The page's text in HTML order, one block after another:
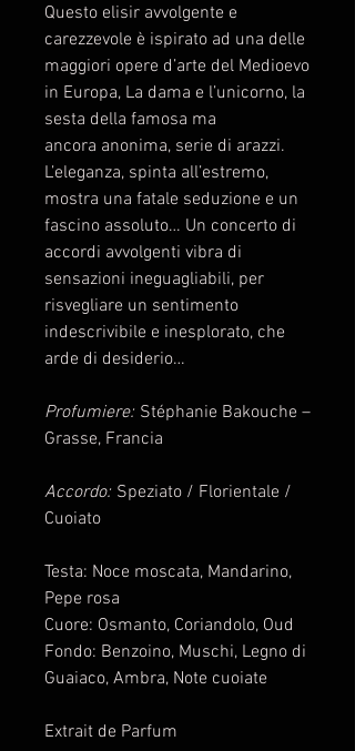
Questo elisir avvolgente e
carezzevole è ispirato ad una delle
maggiori opere d’arte del Medioevo
in Europa, La dama e l’unicorno, la
sesta della famosa ma
ancora anonima, serie di arazzi.
L’eleganza, spinta all’estremo,
mostra una fatale seduzione e un
fascino assoluto… Un concerto di
accordi avvolgenti vibra di
sensazioni ineguagliabili, per
risvegliare un sentimento
indescrivibile e inesplorato, che
arde di desiderio…
Profumiere: Stéphanie Bakouche –
Grasse, Francia
Accordo: Speziato / Florientale /
Cuoiato
Testa: Noce moscata, Mandarino,
Pepe rosa
Cuore: Osmanto, Coriandolo, Oud
Fondo: Benzoino, Muschi, Legno di
Guaiaco, Ambra, Note cuoiate
Extrait de Parfum